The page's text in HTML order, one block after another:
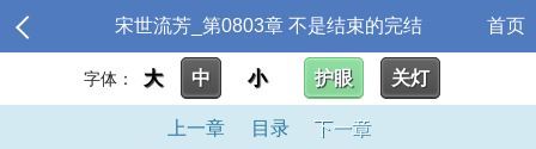
宋世流芳_第0803章 不是结束的完结 首页
字体： 大 中 小 护眼 关灯
上一章 目录 下一章